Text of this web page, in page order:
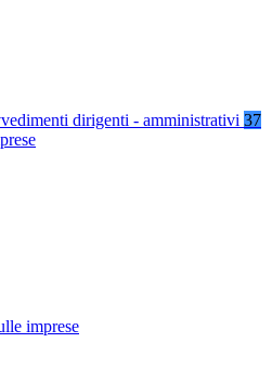
dirigenti - amministrativi 37
imprese